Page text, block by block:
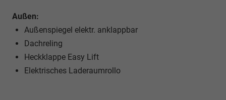
Außen:
Außenspiegel elektr. anklappbar
Dachreling
Heckklappe Easy Lift
Elektrisches Laderaumrollo